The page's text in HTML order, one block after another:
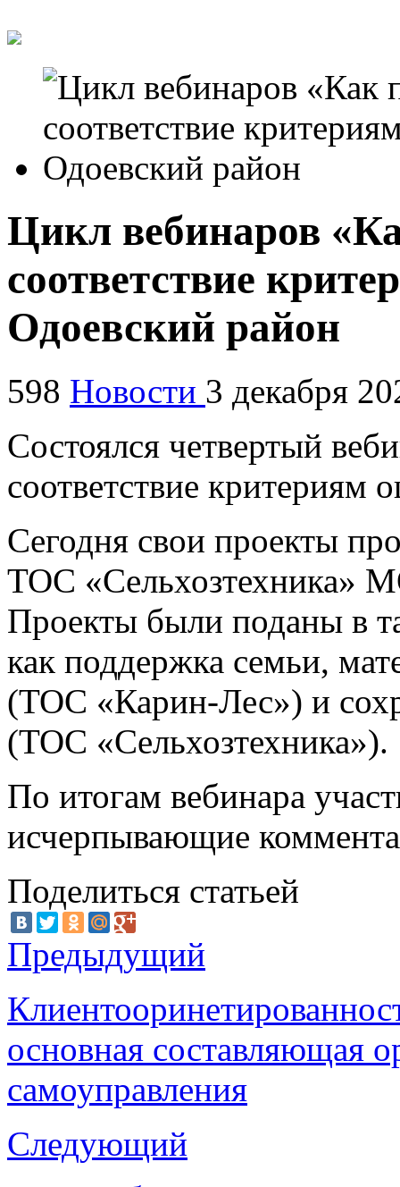
Цикл вебинаров
соответствие
Одоевский район
598 Новости 3 декабря
Состоялся четвертый
соответствие критериям
Сегодня свои проекты
ТОС «Сельхозтехника»
Проекты были поданы в
как поддержка семьи,
(ТОС «Карин-Лес») и
(ТОС «Сельхозтехника»).
По итогам вебинара
исчерпывающие
Поделиться статьей
Предыдущий
основная составляющая
самоуправления
Следующий